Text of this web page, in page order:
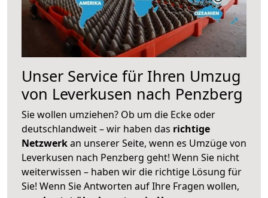
Unser Service für Ihren Umzug
von Leverkusen nach Penzberg
Sie wollen umziehen? Ob um die Ecke oder
deutschlandweit – wir haben das richtige
Netzwerkan unserer Seite, wenn es Umzüge von
Leverkusen nach Penzberg geht! Wenn Sie nicht
weiterwissen – haben wir die richtige Lösung für
Sie! Wenn Sie Antworten auf Ihre Fragen wollen,